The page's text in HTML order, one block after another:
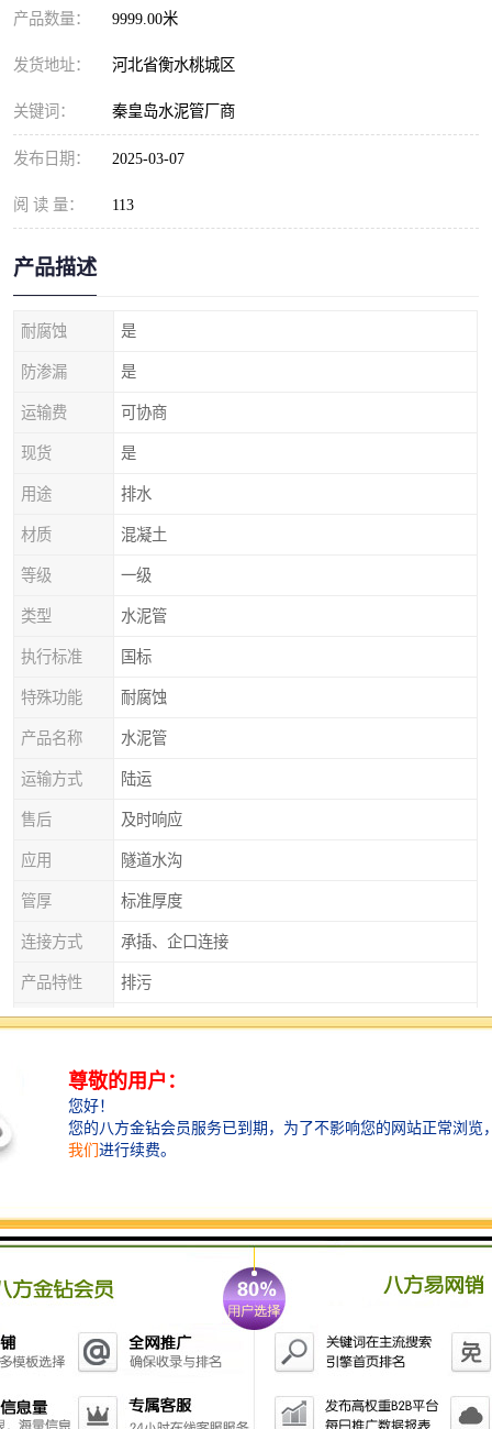
产品数量： 9999.00米
发货地址： 河北省衡水桃城区
关键词： 秦皇岛水泥管厂商
发布日期： 2025-03-07
阅 读 量： 113
产品描述
耐腐蚀 是
防渗漏 是
运输费 可协商
现货 是
用途 排水
材质 混凝土
等级 一级
类型 水泥管
执行标准 国标
特殊功能 耐腐蚀
产品名称 水泥管
运输方式 陆运
售后 及时响应
应用 隧道水沟
管厚 标准厚度
连接方式 承插、企口连接
产品特性 排污
产品种类 平口管、企口管、承插口管、涵管
衡水水泥管——城市雨水排放的得力助手
迅速将雨水从道路、屋顶等地方排泄到污水处理系统，